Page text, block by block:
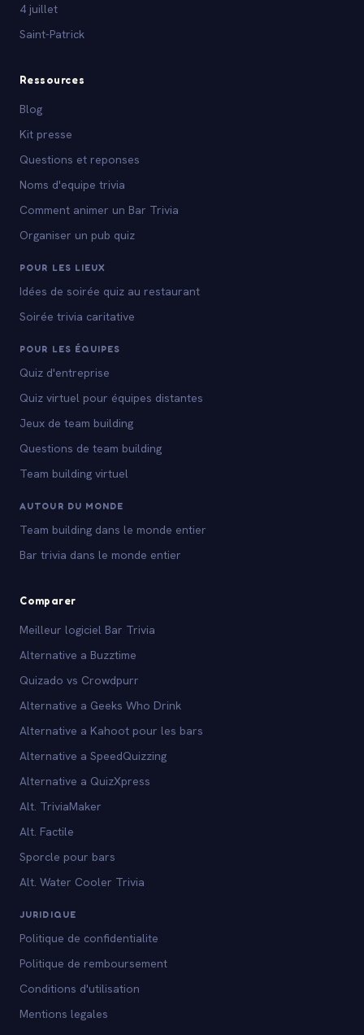
4 juillet
Saint-Patrick
Ressources
Blog
Kit presse
Questions et reponses
Noms d'equipe trivia
Comment animer un Bar Trivia
Organiser un pub quiz
POUR LES LIEUX
Idées de soirée quiz au restaurant
Soirée trivia caritative
POUR LES ÉQUIPES
Quiz d'entreprise
Quiz virtuel pour équipes distantes
Jeux de team building
Questions de team building
Team building virtuel
AUTOUR DU MONDE
Team building dans le monde entier
Bar trivia dans le monde entier
Comparer
Meilleur logiciel Bar Trivia
Alternative a Buzztime
Quizado vs Crowdpurr
Alternative a Geeks Who Drink
Alternative a Kahoot pour les bars
Alternative a SpeedQuizzing
Alternative a QuizXpress
Alt. TriviaMaker
Alt. Factile
Sporcle pour bars
Alt. Water Cooler Trivia
JURIDIQUE
Politique de confidentialite
Politique de remboursement
Conditions d'utilisation
Mentions legales